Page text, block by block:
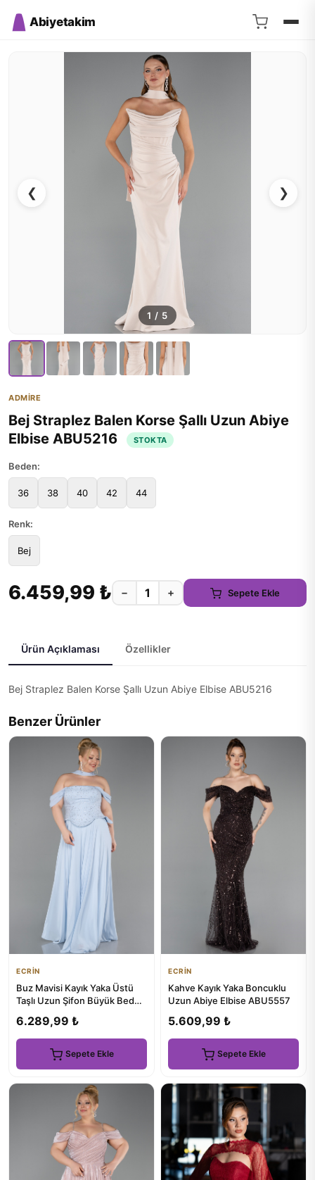
Abiyetakim
❮ ❯
1 / 5
ADMİRE
Bej Straplez Balen Korse Şallı Uzun Abiye
Elbise ABU5216
STOKTA
Beden:
36 38 40 42 44
Renk:
Bej
6.459,99 ₺ − + Sepete Ekle
Ürün Açıklaması Özellikler
Bej Straplez Balen Korse Şallı Uzun Abiye Elbise ABU5216
Benzer Ürünler
ECRİN
Buz Mavisi Kayık Yaka Üstü
Taşlı Uzun Şifon Büyük Beden
6.289,99 ₺
Sepete Ekle
ECRİN
Kahve Kayık Yaka Boncuklu
Uzun Abiye Elbise ABU5557
5.609,99 ₺
Sepete Ekle